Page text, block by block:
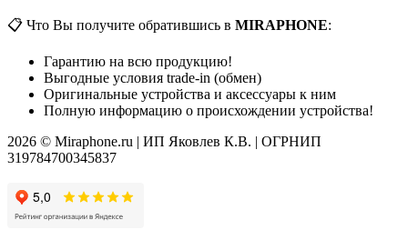
📋 Что Вы получите обратившись в MIRAPHONE:
Гарантию на всю продукцию!
Выгодные условия trade-in (обмен)
Оригинальные устройства и аксессуары к ним
Полную информацию о происхождении устройства!
2026 © Miraphone.ru | ИП Яковлев К.В. | ОГРНИП
319784700345837